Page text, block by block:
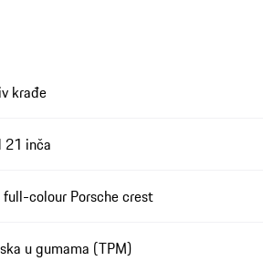
krađe
21 inča
colour Porsche crest
u gumama (TPM)